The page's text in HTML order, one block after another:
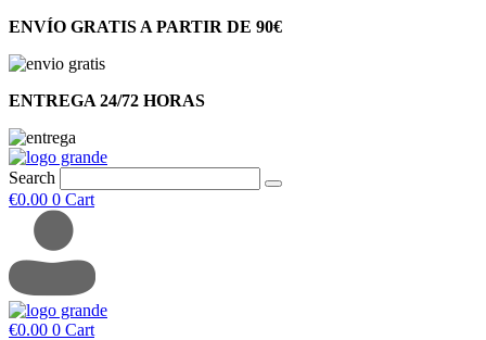
ENVÍO GRATIS A PARTIR DE 90€
ENTREGA 24/72 HORAS
Search
€0.00 0 Cart
€0.00 0 Cart